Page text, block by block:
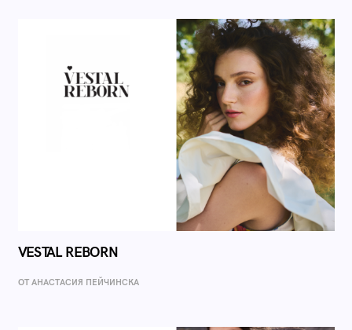
VESTAL REBORN
ОТ AНАСТАСИЯ ПЕЙЧИНСКА